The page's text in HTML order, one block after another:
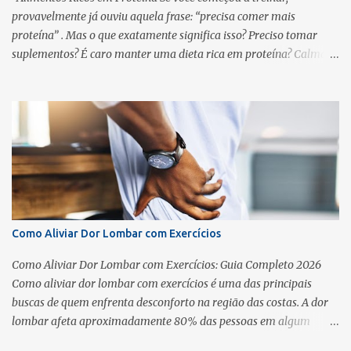
Expectativas de ganho de massa muscular Após três meses de ...
provavelmente já ouviu aquela frase: “precisa comer mais
proteína” . Mas o que exatamente significa isso? Preciso tomar
suplementos? É caro manter uma dieta rica em proteína? Calma,
massa muscular, perder gordura ou apenas manter energia no dia
a dia . Por que a proteína é tão importante? A proteína é o “tijolo”
que constrói e repara os músculos. Sem ela, o corpo não consegue
recuperar o que foi desgastado durante o treino. Além disso, ela
ajuda em várias funções essenciais: Dá mais saciedade (você sente
menos fome ao longo do dia) Acelera a recuperação muscular pós-
exercício Contribui para a definição corporal Auxilia no sistema
imunológico 👉 Se você pratica exercícios como a prancha
abdominal , precisa de proteína para evoluir com segurança e
evitar fadiga precoce. Confira também: Tempo...
Como Aliviar Dor Lombar com Exercícios
Como Aliviar Dor Lombar com Exercícios: Guia Completo 2026
Como aliviar dor lombar com exercícios é uma das principais
buscas de quem enfrenta desconforto na região das costas. A dor
lombar afeta aproximadamente 80% das pessoas em algum